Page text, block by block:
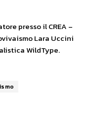
presso il CREA –
Lara Uccini
WildType.